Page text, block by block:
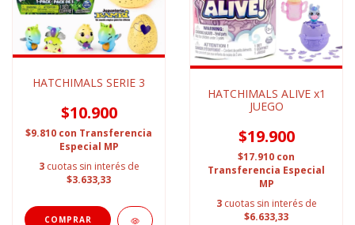
HATCHIMALS SERIE 3
$10.900
$9.810 con Transferencia
Especial MP
3 cuotas sin interés de
$3.633,33
HATCHIMALS ALIVE x1
JUEGO
$19.900
$17.910 con
Transferencia Especial
MP
3 cuotas sin interés de
$6.633,33